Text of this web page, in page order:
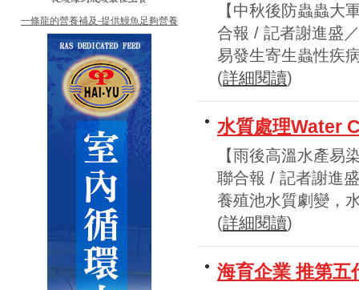
【中秋後防蟲蟲大
合報 / 記者謝進盛
易發生寄生蟲性疾
(詳細閱讀)
水質處理Water
【雨後高溫水產易
聯合報 / 記者謝進
養殖池水質劇變，
(詳細閱讀)
海育企業 推第五
一條龍的營養補及-提供鰻魚足夠營養